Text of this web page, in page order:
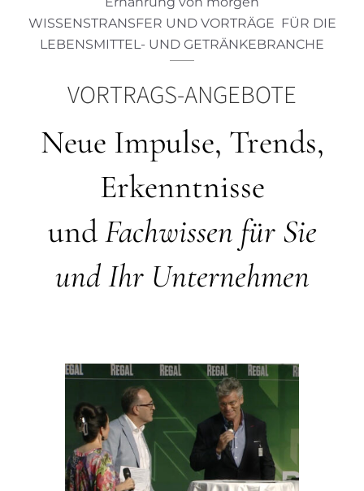
WISSENSTRANSFER UND VORTRÄGE FÜR DIE
LEBENSMITTEL- UND GETRÄNKEBRANCHE
VORTRAGS-ANGEBOTE
Neue Impulse, Trends,
Erkenntnisse
undFachwissen für Sie
und Ihr Unternehmen